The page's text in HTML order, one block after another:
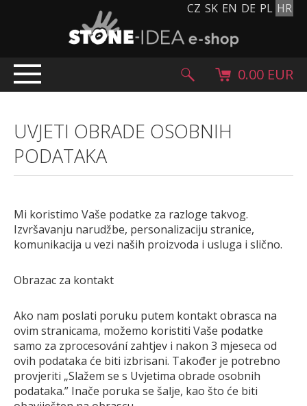
CZ SK EN DE PL HR
PROIZVODI
Kameni tepih
Kameni pločnici i pločice
Dodatni asortiman
Kameni proizvodi
Creative Floor
NARUDŽBE PO MJERI
O NAMA
NOVI PROIZVODI
SHOWROOM
BLOG
0.00 EUR
UVJETI OBRADE OSOBNIH
PODATAKA
Mi koristimo Vaše podatke za razloge takvog.
Izvršavanju narudžbe, personalizaciju stranice,
komunikacija u vezi naših proizvoda i usluga i slično.
Obrazac za kontakt
Ako nam poslati poruku putem kontakt obrasca na
ovim stranicama, možemo koristiti Vaše podatke
samo za zprocesování zahtjev i nakon 3 mjeseca od
ovih podataka će biti izbrisani. Također je potrebno
provjeriti „Slažem se s Uvjetima obrade osobnih
podataka.” Inače poruka se šalje, kao što će biti